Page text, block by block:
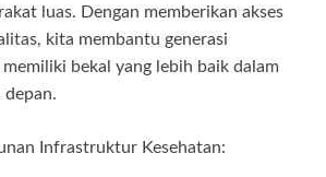
luas. Dengan memberikan akses
kita membantu generasi
bekal yang lebih baik dalam
depan.
Infrastruktur Kesehatan: